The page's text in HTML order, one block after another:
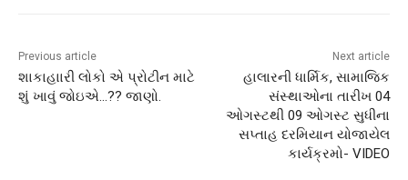
Previous article
શાકાહાારી લોકો એ પ્રોટીન માટે
શું ખાવું જોઇએ…?? જાણો.
Next article
હાલારની ધાર્મિક, સામાજિક
સંસ્થાઓના તારીખ 04
ઓગસ્ટથી 09 ઓગસ્ટ સુધીના
સપ્તાહ દરમિયાન યોજાયેલ
કાર્યક્રમો- VIDEO